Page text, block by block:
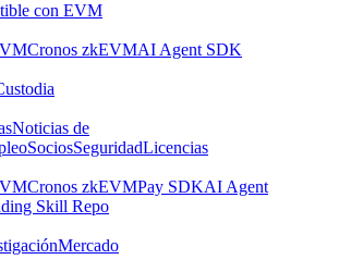
con EVM
Cronos zkEVMAI Agent SDK
Noticias de
SociosSeguridadLicencias
Cronos zkEVMPay SDKAI Agent
Skill Repo
Mercado